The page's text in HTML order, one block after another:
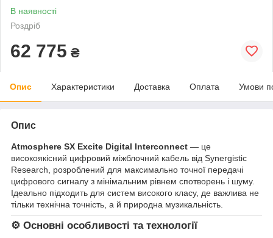
В наявності
Роздріб
62 775 ₴
Опис Характеристики Доставка Оплата Умови
Опис
Atmosphere SX Excite Digital Interconnect — це
високоякісний цифровий міжблочний кабель від Synergistic
Research, розроблений для максимально точної передачі
цифрового сигналу з мінімальним рівнем спотворень і шуму.
Ідеально підходить для систем високого класу, де важлива не
тільки технічна точність, а й природна музикальність.
⚙️ Основні особливості та технології